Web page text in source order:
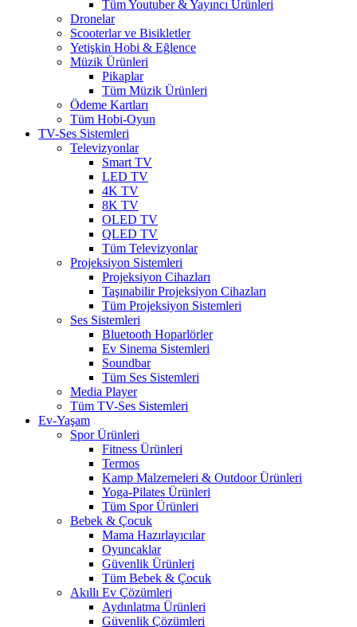
Tüm Youtuber & Yayıncı Ürünleri
Dronelar
Scooterlar ve Bisikletler
Yetişkin Hobi & Eğlence
Müzik Ürünleri
Pikaplar
Tüm Müzik Ürünleri
Ödeme Kartları
Tüm Hobi-Oyun
TV-Ses Sistemleri
Televizyonlar
Smart TV
LED TV
4K TV
8K TV
OLED TV
QLED TV
Tüm Televizyonlar
Projeksiyon Sistemleri
Projeksiyon Cihazları
Taşınabilir Projeksiyon Cihazları
Tüm Projeksiyon Sistemleri
Ses Sistemleri
Bluetooth Hoparlörler
Ev Sinema Sistemleri
Soundbar
Tüm Ses Sistemleri
Media Player
Tüm TV-Ses Sistemleri
Ev-Yaşam
Spor Ürünleri
Fitness Ürünleri
Termos
Kamp Malzemeleri & Outdoor Ürünleri
Yoga-Pilates Ürünleri
Tüm Spor Ürünleri
Bebek & Çocuk
Mama Hazırlayıcılar
Oyuncaklar
Güvenlik Ürünleri
Tüm Bebek & Çocuk
Akıllı Ev Çözümleri
Aydınlatma Ürünleri
Güvenlik Çözümleri